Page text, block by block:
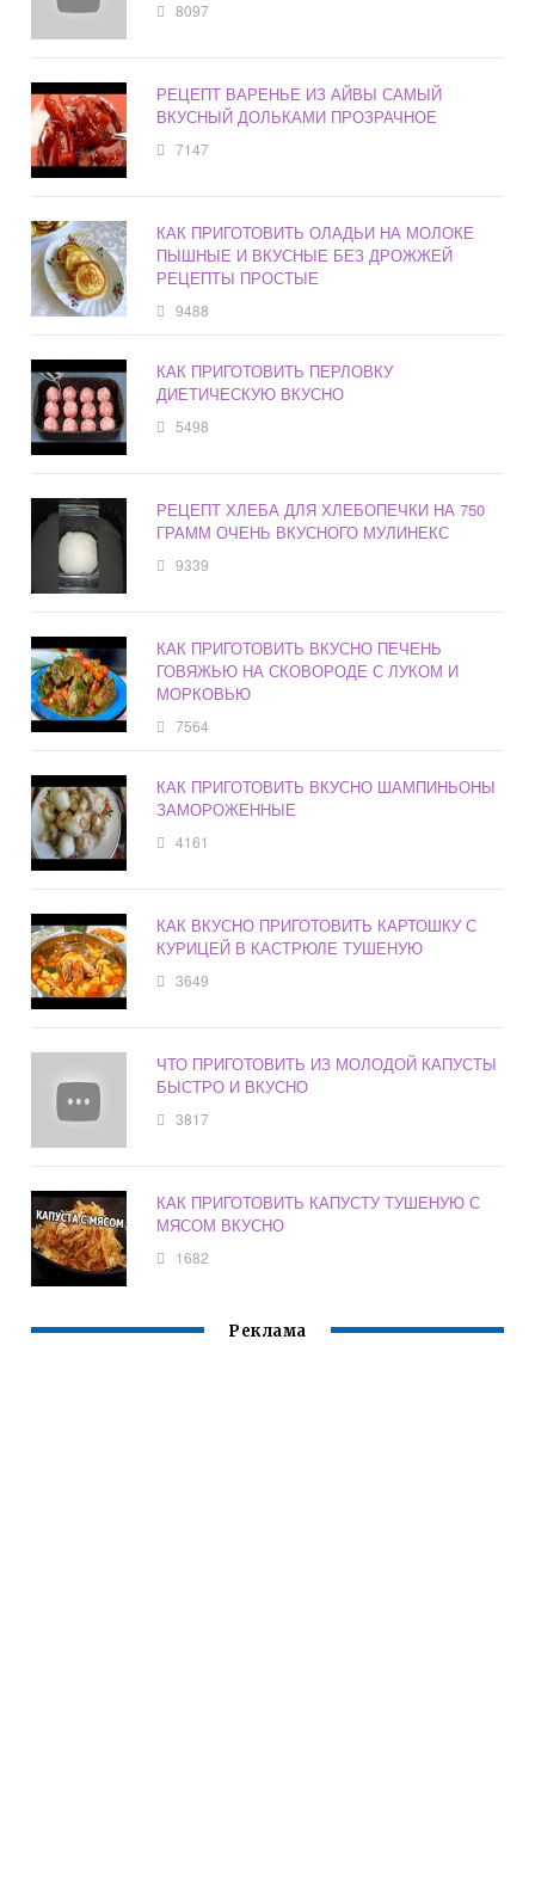
8097
РЕЦЕПТ ВАРЕНЬЕ ИЗ АЙВЫ САМЫЙ
ВКУСНЫЙ ДОЛЬКАМИ ПРОЗРАЧНОЕ
7147
КАК ПРИГОТОВИТЬ ОЛАДЬИ НА МОЛОКЕ
ПЫШНЫЕ И ВКУСНЫЕ БЕЗ ДРОЖЖЕЙ
РЕЦЕПТЫ ПРОСТЫЕ
9488
КАК ПРИГОТОВИТЬ ПЕРЛОВКУ
ДИЕТИЧЕСКУЮ ВКУСНО
5498
РЕЦЕПТ ХЛЕБА ДЛЯ ХЛЕБОПЕЧКИ НА 750
ГРАММ ОЧЕНЬ ВКУСНОГО МУЛИНЕКС
9339
КАК ПРИГОТОВИТЬ ВКУСНО ПЕЧЕНЬ
ГОВЯЖЬЮ НА СКОВОРОДЕ С ЛУКОМ И
МОРКОВЬЮ
7564
КАК ПРИГОТОВИТЬ ВКУСНО ШАМПИНЬОНЫ
ЗАМОРОЖЕННЫЕ
4161
КАК ВКУСНО ПРИГОТОВИТЬ КАРТОШКУ С
КУРИЦЕЙ В КАСТРЮЛЕ ТУШЕНУЮ
3649
ЧТО ПРИГОТОВИТЬ ИЗ МОЛОДОЙ КАПУСТЫ
БЫСТРО И ВКУСНО
3817
КАК ПРИГОТОВИТЬ КАПУСТУ ТУШЕНУЮ С
МЯСОМ ВКУСНО
1682
Реклама